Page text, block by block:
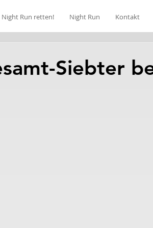
Night Run retten! Night Run Kontakt
Siebter